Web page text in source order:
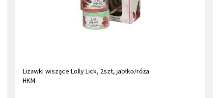
Lizawki wiszące Lolly Lick, 2szt, jabłko/róża
HKM